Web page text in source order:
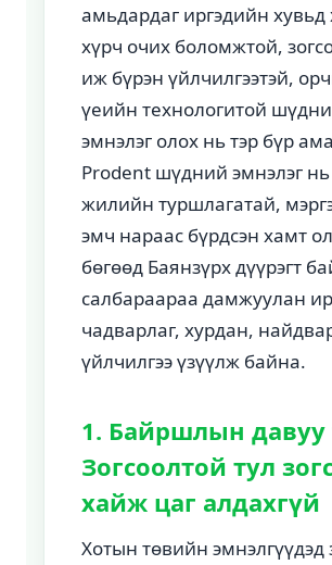
амьдардаг иргэдийн хувьд
хүрч очих боломжтой,
иж бүрэн үйлчилгээтэй,
үеийн технологитой
эмнэлэг олох нь тэр бүр
Prodent шүдний эмнэлэг
жилийн туршлагатай,
эмч нараас бүрдсэн хамт
бөгөөд Баянзүрх дүүрэгт
салбараараа дамжуулан
чадварлаг, хурдан,
үйлчилгээ үзүүлж байна.
1. Байршлын давуу
Зогсоолтой тул
хайж цаг алдахгүй
Хотын төвийн эмнэлгүүдэд